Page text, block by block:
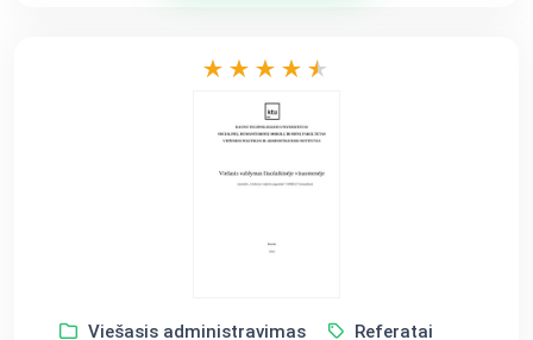
Viešasis administravimas Referatai